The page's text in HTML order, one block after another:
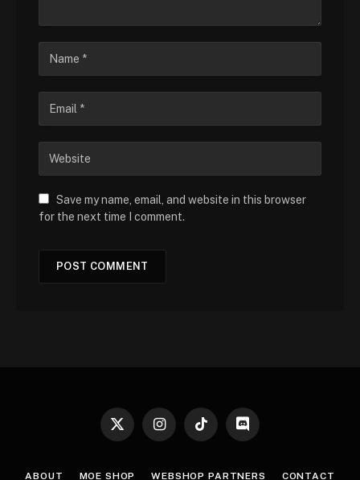
Save my name, email, and website in this browser
for the next time I comment.
X
InstagramTikTok Discord
ABOUT MOE SHOP WEBSHOP PARTNERS CONTACT